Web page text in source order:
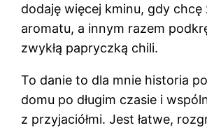
dodaję więcej kminu, gdy chcę
aromatu, a innym razem
zwykłą papryczką chili.
To danie to dla mnie historia
domu po długim czasie i
z przyjaciółmi. Jest łatwe,